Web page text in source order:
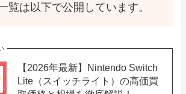
覧は以下で公開しています。
【2026年最新】Nintendo Switch
Lite（スイッチライト）の高価買